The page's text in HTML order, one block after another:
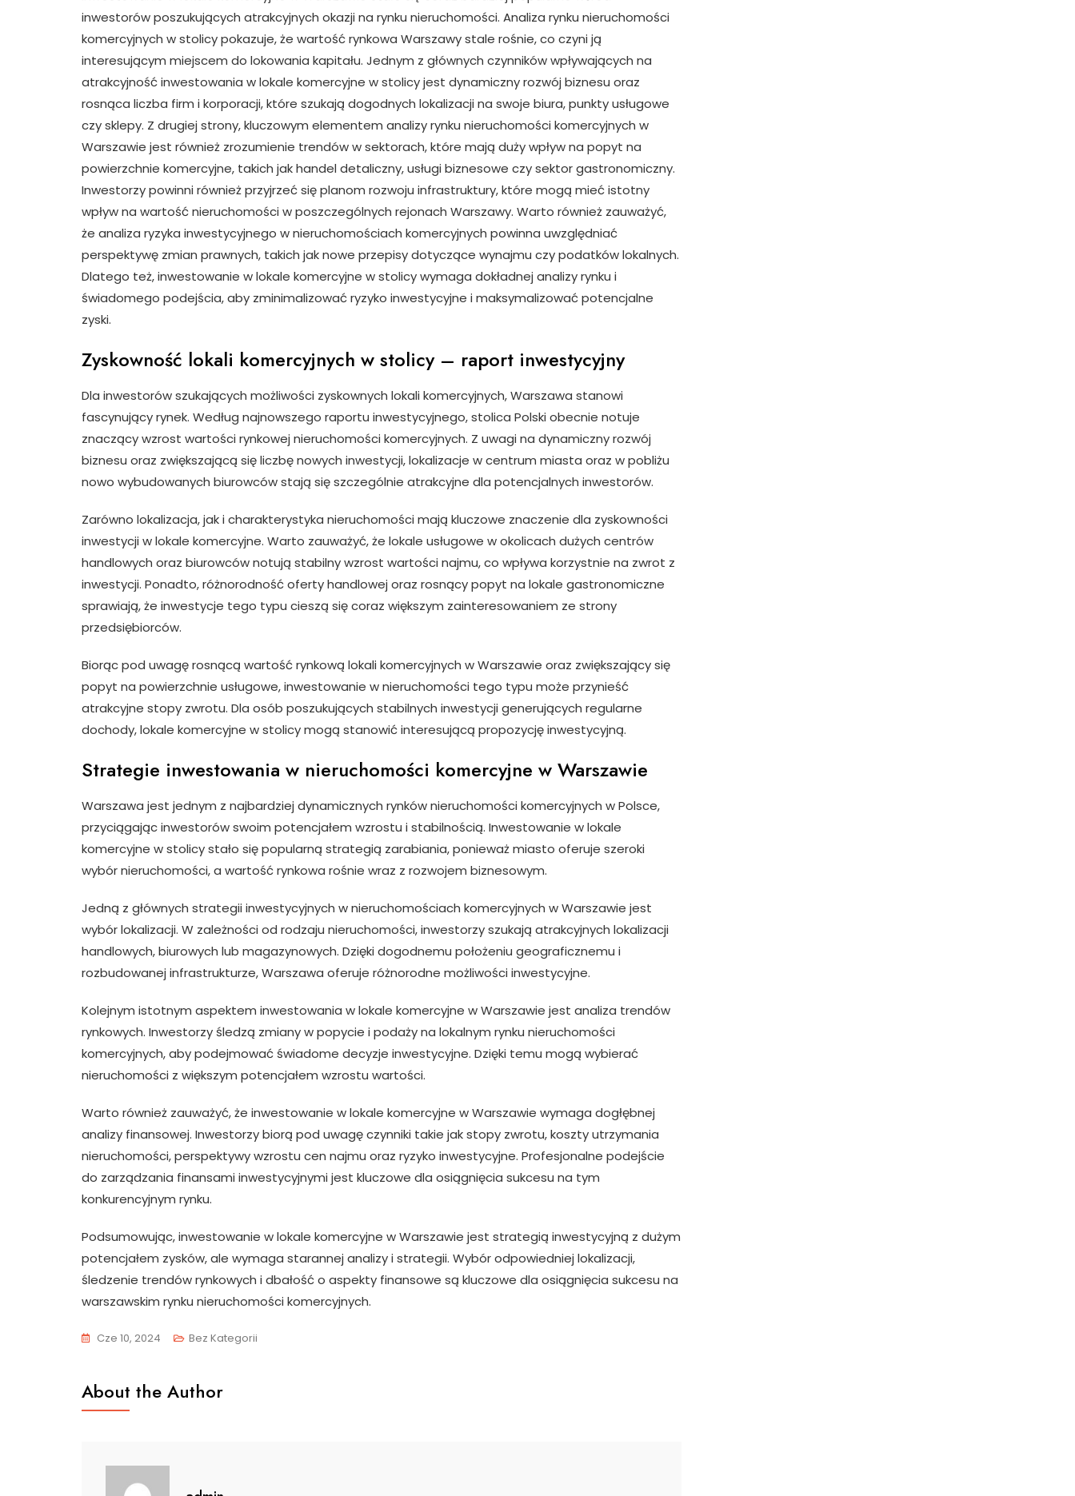
inwestorów poszukujących atrakcyjnych okazji na rynku nieruchomości. Analiza rynku nieruchomości
komercyjnych w stolicy pokazuje, że wartość rynkowa Warszawy stale rośnie, co czyni ją
interesującym miejscem do lokowania kapitału. Jednym z głównych czynników wpływających na
atrakcyjność inwestowania w lokale komercyjne w stolicy jest dynamiczny rozwój biznesu oraz
rosnąca liczba firm i korporacji, które szukają dogodnych lokalizacji na swoje biura, punkty usługowe
czy sklepy. Z drugiej strony, kluczowym elementem analizy rynku nieruchomości komercyjnych w
Warszawie jest również zrozumienie trendów w sektorach, które mają duży wpływ na popyt na
powierzchnie komercyjne, takich jak handel detaliczny, usługi biznesowe czy sektor gastronomiczny.
Inwestorzy powinni również przyjrzeć się planom rozwoju infrastruktury, które mogą mieć istotny
wpływ na wartość nieruchomości w poszczególnych rejonach Warszawy. Warto również zauważyć,
że analiza ryzyka inwestycyjnego w nieruchomościach komercyjnych powinna uwzględniać
perspektywę zmian prawnych, takich jak nowe przepisy dotyczące wynajmu czy podatków lokalnych.
Dlatego też, inwestowanie w lokale komercyjne w stolicy wymaga dokładnej analizy rynku i
świadomego podejścia, aby zminimalizować ryzyko inwestycyjne i maksymalizować potencjalne
zyski.
Zyskowność lokali komercyjnych w stolicy – raport inwestycyjny
Dla inwestorów szukających możliwości zyskownych lokali komercyjnych, Warszawa stanowi
fascynujący rynek. Według najnowszego raportu inwestycyjnego, stolica Polski obecnie notuje
znaczący wzrost wartości rynkowej nieruchomości komercyjnych. Z uwagi na dynamiczny rozwój
biznesu oraz zwiększającą się liczbę nowych inwestycji, lokalizacje w centrum miasta oraz w pobliżu
nowo wybudowanych biurowców stają się szczególnie atrakcyjne dla potencjalnych inwestorów.
Zarówno lokalizacja, jak i charakterystyka nieruchomości mają kluczowe znaczenie dla zyskowności
inwestycji w lokale komercyjne. Warto zauważyć, że lokale usługowe w okolicach dużych centrów
handlowych oraz biurowców notują stabilny wzrost wartości najmu, co wpływa korzystnie na zwrot z
inwestycji. Ponadto, różnorodność oferty handlowej oraz rosnący popyt na lokale gastronomiczne
sprawiają, że inwestycje tego typu cieszą się coraz większym zainteresowaniem ze strony
przedsiębiorców.
Biorąc pod uwagę rosnącą wartość rynkową lokali komercyjnych w Warszawie oraz zwiększający się
popyt na powierzchnie usługowe, inwestowanie w nieruchomości tego typu może przynieść
atrakcyjne stopy zwrotu. Dla osób poszukujących stabilnych inwestycji generujących regularne
dochody, lokale komercyjne w stolicy mogą stanowić interesującą propozycję inwestycyjną.
Strategie inwestowania w nieruchomości komercyjne w Warszawie
Warszawa jest jednym z najbardziej dynamicznych rynków nieruchomości komercyjnych w Polsce,
przyciągając inwestorów swoim potencjałem wzrostu i stabilnością. Inwestowanie w lokale
komercyjne w stolicy stało się popularną strategią zarabiania, ponieważ miasto oferuje szeroki
wybór nieruchomości, a wartość rynkowa rośnie wraz z rozwojem biznesowym.
Jedną z głównych strategii inwestycyjnych w nieruchomościach komercyjnych w Warszawie jest
wybór lokalizacji. W zależności od rodzaju nieruchomości, inwestorzy szukają atrakcyjnych lokalizacji
handlowych, biurowych lub magazynowych. Dzięki dogodnemu położeniu geograficznemu i
rozbudowanej infrastrukturze, Warszawa oferuje różnorodne możliwości inwestycyjne.
Kolejnym istotnym aspektem inwestowania w lokale komercyjne w Warszawie jest analiza trendów
rynkowych. Inwestorzy śledzą zmiany w popycie i podaży na lokalnym rynku nieruchomości
komercyjnych, aby podejmować świadome decyzje inwestycyjne. Dzięki temu mogą wybierać
nieruchomości z większym potencjałem wzrostu wartości.
Warto również zauważyć, że inwestowanie w lokale komercyjne w Warszawie wymaga dogłębnej
analizy finansowej. Inwestorzy biorą pod uwagę czynniki takie jak stopy zwrotu, koszty utrzymania
nieruchomości, perspektywy wzrostu cen najmu oraz ryzyko inwestycyjne. Profesjonalne podejście
do zarządzania finansami inwestycyjnymi jest kluczowe dla osiągnięcia sukcesu na tym
konkurencyjnym rynku.
Podsumowując, inwestowanie w lokale komercyjne w Warszawie jest strategią inwestycyjną z dużym
potencjałem zysków, ale wymaga starannej analizy i strategii. Wybór odpowiedniej lokalizacji,
śledzenie trendów rynkowych i dbałość o aspekty finansowe są kluczowe dla osiągnięcia sukcesu na
warszawskim rynku nieruchomości komercyjnych.
Cze 10, 2024 Bez Kategorii
About the Author